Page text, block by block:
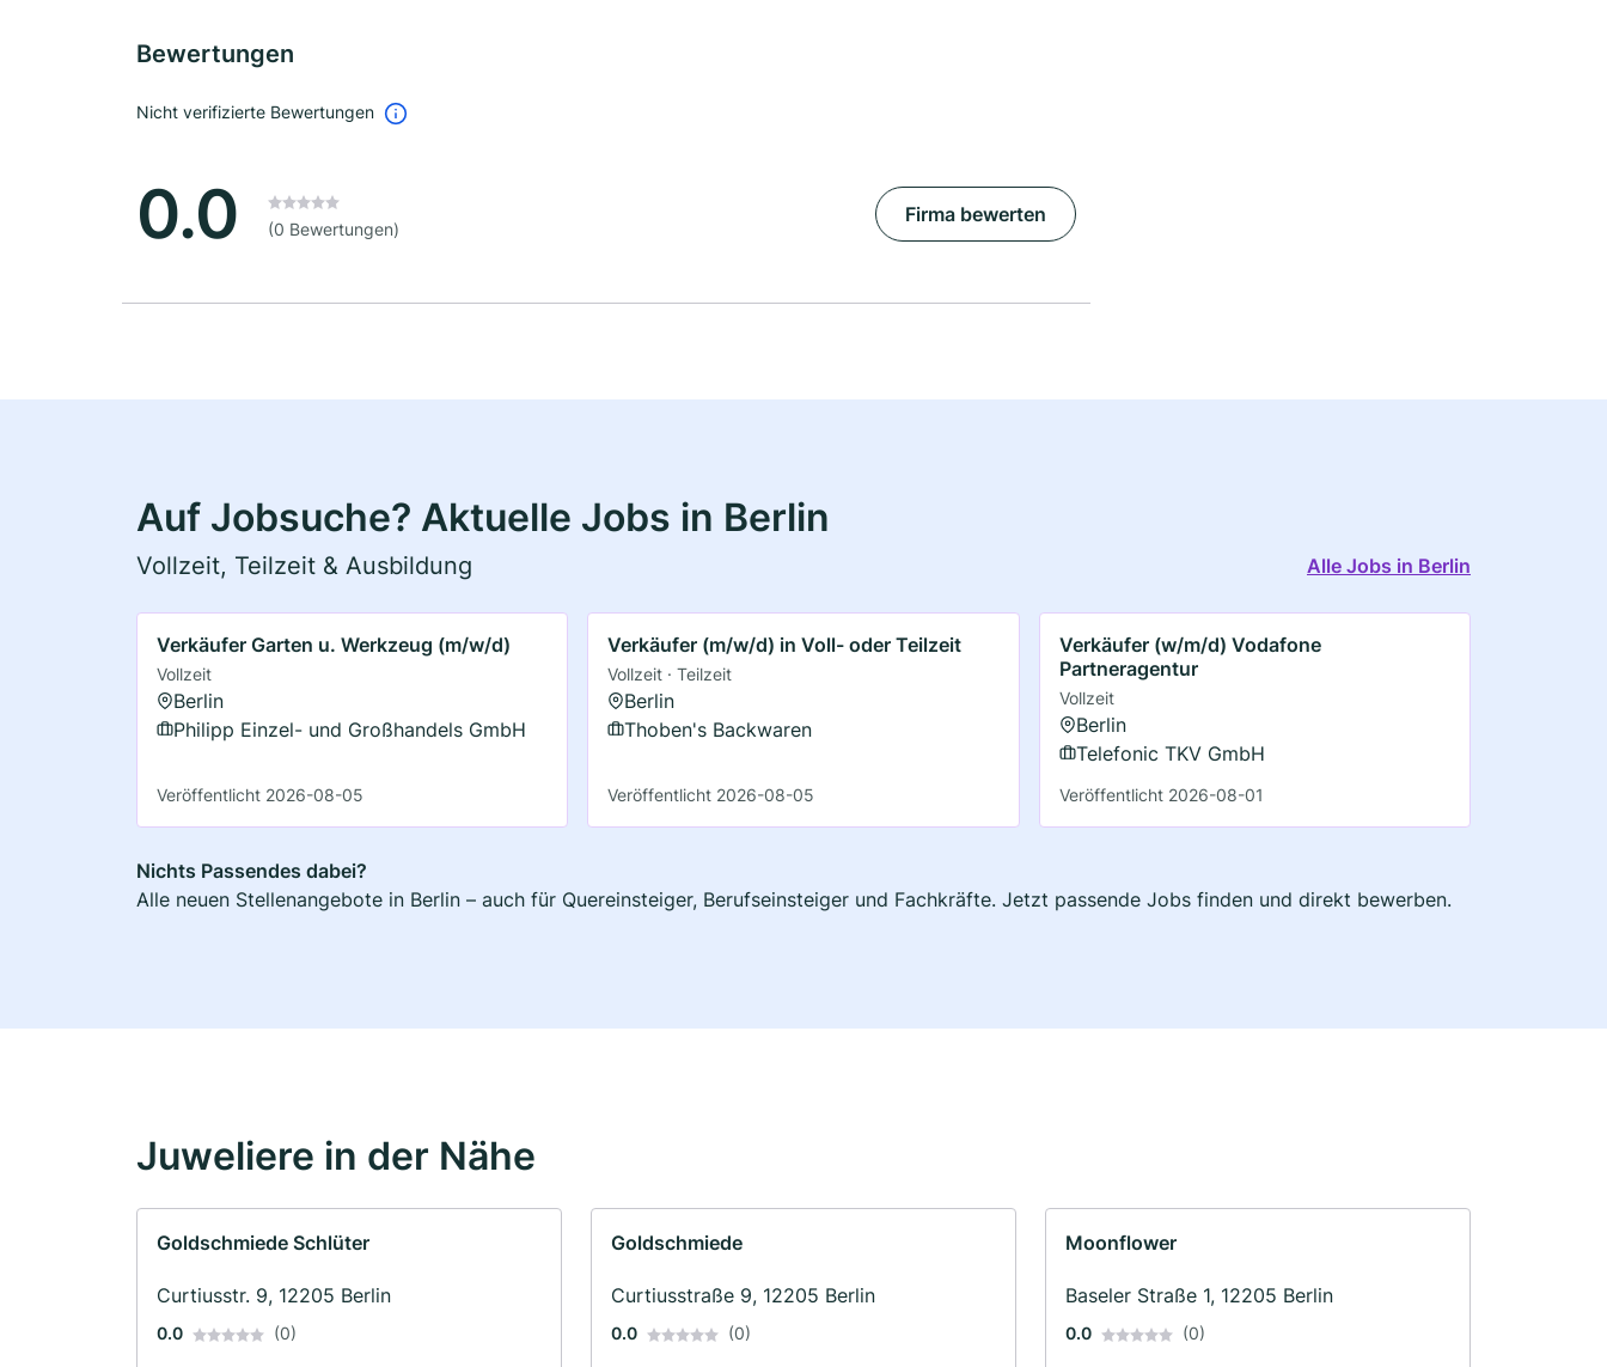
Bewertungen
Nicht verifizierte Bewertungen
0.0 (0 Bewertungen)
Firma bewerten
Auf Jobsuche? Aktuelle Jobs in Berlin
Vollzeit, Teilzeit & Ausbildung Alle Jobs in Berlin
Verkäufer Garten u. Werkzeug (m/w/d)
Vollzeit
Berlin
Philipp Einzel- und Großhandels GmbH
Veröffentlicht 2026-08-05
Verkäufer (m/w/d) in Voll- oder Teilzeit
Vollzeit · Teilzeit
Berlin
Thoben's Backwaren
Veröffentlicht 2026-08-05
Verkäufer (w/m/d) Vodafone
Partneragentur
Vollzeit
Berlin
Telefonic TKV GmbH
Veröffentlicht 2026-08-01
Nichts Passendes dabei?
Alle neuen Stellenangebote in Berlin – auch für Quereinsteiger, Berufseinsteiger und Fachkräfte. Jetzt passende Jobs finden und direkt bewerben.
Juweliere in der Nähe
Goldschmiede Schlüter
Curtiusstr. 9, 12205 Berlin
0.0 (0)
Goldschmiede
Curtiusstraße 9, 12205 Berlin
0.0 (0)
Moonflower
Baseler Straße 1, 12205 Berlin
0.0 (0)